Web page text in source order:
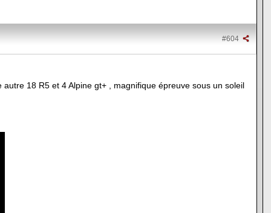
#604
18 R5 et 4 Alpine gt+ , magnifique épreuve sous un soleil